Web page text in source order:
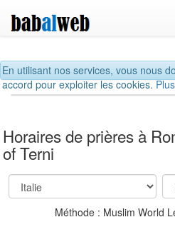
En utilisant nos services, vous nous
accord pour exploiter les cookies.
Horaires de prières à
of Terni
Méthode : Muslim World